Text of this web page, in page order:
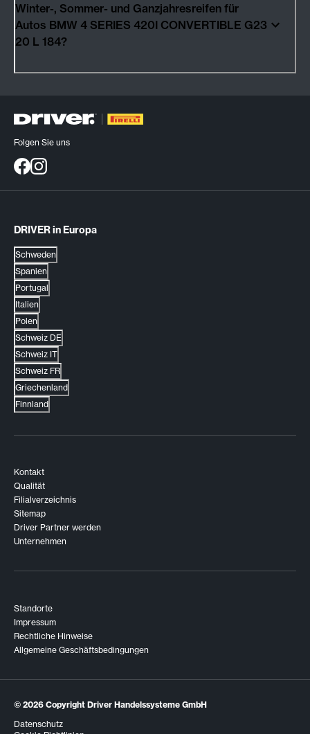
Winter-, Sommer- und Ganzjahresreifen für
Autos BMW 4 SERIES 420I CONVERTIBLE G23
20 L 184?
Folgen Sie uns
DRIVER in Europa
Schweden
Spanien
Portugal
Italien
Polen
Schweiz DE
Schweiz IT
Schweiz FR
Griechenland
Finnland
Kontakt
Qualität
Filialverzeichnis
Sitemap
Driver Partner werden
Unternehmen
Standorte
Impressum
Rechtliche Hinweise
Allgemeine Geschäftsbedingungen
© 2026 Copyright Driver Handelssysteme GmbH
Datenschutz